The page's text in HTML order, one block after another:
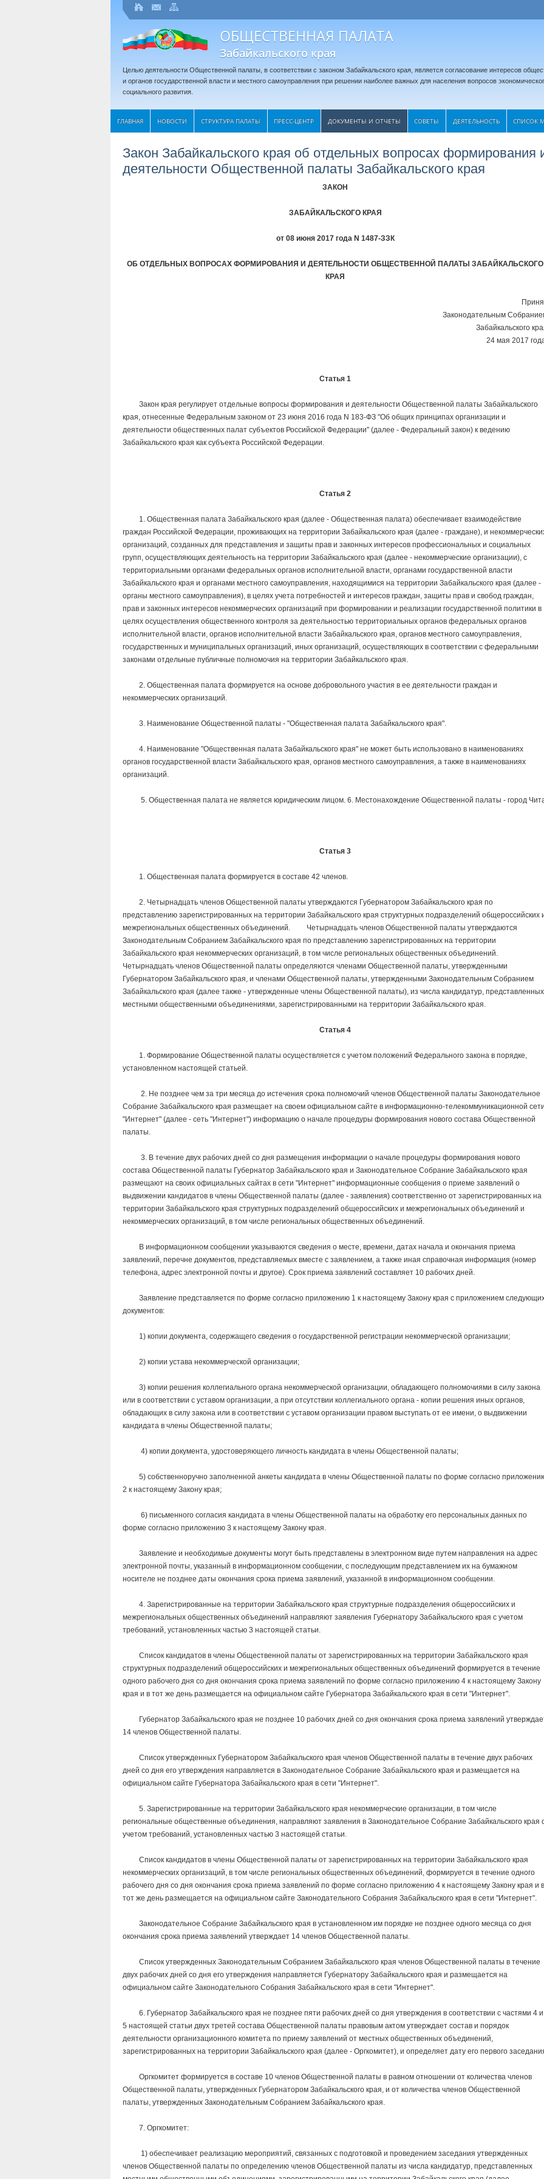
ОБЩЕСТВЕННАЯ ПАЛАТА
Забайкальского края
Целью деятельности Общественной палаты, в соответствии с законом Забайкальского края, является согласование интересов
и органов государственной власти и местного самоуправления при решении наиболее важных для населения вопросов
социального развития.
ГЛАВНАЯ НОВОСТИ СТРУКТУРА ПАЛАТЫ ПРЕСС-ЦЕНТР ДОКУМЕНТЫ И ОТЧЕТЫ CОВЕТЫ ДЕЯТЕЛЬНОСТЬ СПИСОК
Закон Забайкальского края об отдельных вопросах формирования
деятельности Общественной палаты Забайкальского края
ЗАКОН
ЗАБАЙКАЛЬСКОГО КРАЯ
от 08 июня 2017 года N 1487-ЗЗК
ОБ ОТДЕЛЬНЫХ ВОПРОСАХ ФОРМИРОВАНИЯ И ДЕЯТЕЛЬНОСТИ ОБЩЕСТВЕННОЙ ПАЛАТЫ ЗАБАЙКАЛЬСКОГО
КРАЯ
Законодательным
Забайкальского
24 мая 2017
Статья 1
Закон края регулирует отдельные вопросы формирования и деятельности Общественной палаты Забайкальского
края, отнесенные Федеральным законом от 23 июня 2016 года N 183-ФЗ "Об общих принципах организации и
деятельности общественных палат субъектов Российской Федерации" (далее - Федеральный закон) к ведению
Забайкальского края как субъекта Российской Федерации.
Статья 2
1. Общественная палата Забайкальского края (далее - Общественная палата) обеспечивает взаимодействие
граждан Российской Федерации, проживающих на территории Забайкальского края (далее - граждане), и
организаций, созданных для представления и защиты прав и законных интересов профессиональных и социальных
групп, осуществляющих деятельность на территории Забайкальского края (далее - некоммерческие организации), с
территориальными органами федеральных органов исполнительной власти, органами государственной власти
Забайкальского края и органами местного самоуправления, находящимися на территории Забайкальского края (далее -
органы местного самоуправления), в целях учета потребностей и интересов граждан, защиты прав и свобод граждан,
прав и законных интересов некоммерческих организаций при формировании и реализации государственной политики в
целях осуществления общественного контроля за деятельностью территориальных органов федеральных органов
исполнительной власти, органов исполнительной власти Забайкальского края, органов местного самоуправления,
государственных и муниципальных организаций, иных организаций, осуществляющих в соответствии с федеральными
законами отдельные публичные полномочия на территории Забайкальского края.
2. Общественная палата формируется на основе добровольного участия в ее деятельности граждан и
некоммерческих организаций.
3. Наименование Общественной палаты - "Общественная палата Забайкальского края".
4. Наименование "Общественная палата Забайкальского края" не может быть использовано в наименованиях
органов государственной власти Забайкальского края, органов местного самоуправления, а также в наименованиях
организаций.
5. Общественная палата не является юридическим лицом. 6. Местонахождение Общественной палаты - город
Статья 3
1. Общественная палата формируется в составе 42 членов.
2. Четырнадцать членов Общественной палаты утверждаются Губернатором Забайкальского края по
представлению зарегистрированных на территории Забайкальского края структурных подразделений общероссийских
межрегиональных общественных объединений. Четырнадцать членов Общественной палаты утверждаются
Законодательным Собранием Забайкальского края по представлению зарегистрированных на территории
Забайкальского края некоммерческих организаций, в том числе региональных общественных объединений.
Четырнадцать членов Общественной палаты определяются членами Общественной палаты, утвержденными
Губернатором Забайкальского края, и членами Общественной палаты, утвержденными Законодательным Собранием
Забайкальского края (далее также - утвержденные члены Общественной палаты), из числа кандидатур, представленных
местными общественными объединениями, зарегистрированными на территории Забайкальского края.
Статья 4
1. Формирование Общественной палаты осуществляется с учетом положений Федерального закона в порядке,
установленном настоящей статьей.
2. Не позднее чем за три месяца до истечения срока полномочий членов Общественной палаты Законодательное
Собрание Забайкальского края размещает на своем официальном сайте в информационно-телекоммуникационной
"Интернет" (далее - сеть "Интернет") информацию о начале процедуры формирования нового состава Общественной
палаты.
3. В течение двух рабочих дней со дня размещения информации о начале процедуры формирования нового
состава Общественной палаты Губернатор Забайкальского края и Законодательное Собрание Забайкальского края
размещают на своих официальных сайтах в сети "Интернет" информационные сообщения о приеме заявлений о
выдвижении кандидатов в члены Общественной палаты (далее - заявления) соответственно от зарегистрированных на
территории Забайкальского края структурных подразделений общероссийских и межрегиональных объединений и
некоммерческих организаций, в том числе региональных общественных объединений.
В информационном сообщении указываются сведения о месте, времени, датах начала и окончания приема
заявлений, перечне документов, представляемых вместе с заявлением, а также иная справочная информация (номер
телефона, адрес электронной почты и другое). Срок приема заявлений составляет 10 рабочих дней.
Заявление представляется по форме согласно приложению 1 к настоящему Закону края с приложением
документов:
1) копии документа, содержащего сведения о государственной регистрации некоммерческой организации;
2) копии устава некоммерческой организации;
3) копии решения коллегиального органа некоммерческой организации, обладающего полномочиями в силу закона
или в соответствии с уставом организации, а при отсутствии коллегиального органа - копии решения иных органов,
обладающих в силу закона или в соответствии с уставом организации правом выступать от ее имени, о выдвижении
кандидата в члены Общественной палаты;
4) копии документа, удостоверяющего личность кандидата в члены Общественной палаты;
5) собственноручно заполненной анкеты кандидата в члены Общественной палаты по форме согласно
2 к настоящему Закону края;
6) письменного согласия кандидата в члены Общественной палаты на обработку его персональных данных по
форме согласно приложению 3 к настоящему Закону края.
Заявление и необходимые документы могут быть представлены в электронном виде путем направления на адрес
электронной почты, указанный в информационном сообщении, с последующим представлением их на бумажном
носителе не позднее даты окончания срока приема заявлений, указанной в информационном сообщении.
4. Зарегистрированные на территории Забайкальского края структурные подразделения общероссийских и
межрегиональных общественных объединений направляют заявления Губернатору Забайкальского края с учетом
требований, установленных частью 3 настоящей статьи.
Список кандидатов в члены Общественной палаты от зарегистрированных на территории Забайкальского края
структурных подразделений общероссийских и межрегиональных общественных объединений формируется в течение
одного рабочего дня со дня окончания срока приема заявлений по форме согласно приложению 4 к настоящему Закону
края и в тот же день размещается на официальном сайте Губернатора Забайкальского края в сети "Интернет".
Губернатор Забайкальского края не позднее 10 рабочих дней со дня окончания срока приема заявлений
14 членов Общественной палаты.
Список утвержденных Губернатором Забайкальского края членов Общественной палаты в течение двух рабочих
дней со дня его утверждения направляется в Законодательное Собрание Забайкальского края и размещается на
официальном сайте Губернатора Забайкальского края в сети "Интернет".
5. Зарегистрированные на территории Забайкальского края некоммерческие организации, в том числе
региональные общественные объединения, направляют заявления в Законодательное Собрание Забайкальского края
учетом требований, установленных частью 3 настоящей статьи.
Список кандидатов в члены Общественной палаты от зарегистрированных на территории Забайкальского края
некоммерческих организаций, в том числе региональных общественных объединений, формируется в течение одного
рабочего дня со дня окончания срока приема заявлений по форме согласно приложению 4 к настоящему Закону края и в
тот же день размещается на официальном сайте Законодательного Собрания Забайкальского края в сети "Интернет".
Законодательное Собрание Забайкальского края в установленном им порядке не позднее одного месяца со дня
окончания срока приема заявлений утверждает 14 членов Общественной палаты.
Список утвержденных Законодательным Собранием Забайкальского края членов Общественной палаты в течение
двух рабочих дней со дня его утверждения направляется Губернатору Забайкальского края и размещается на
официальном сайте Законодательного Собрания Забайкальского края в сети "Интернет".
6. Губернатор Забайкальского края не позднее пяти рабочих дней со дня утверждения в соответствии с частями 4 и
5 настоящей статьи двух третей состава Общественной палаты правовым актом утверждает состав и порядок
деятельности организационного комитета по приему заявлений от местных общественных объединений,
зарегистрированных на территории Забайкальского края (далее - Оргкомитет), и определяет дату его первого
Оргкомитет формируется в составе 10 членов Общественной палаты в равном отношении от количества членов
Общественной палаты, утвержденных Губернатором Забайкальского края, и от количества членов Общественной
палаты, утвержденных Законодательным Собранием Забайкальского края.
7. Оргкомитет:
1) обеспечивает реализацию мероприятий, связанных с подготовкой и проведением заседания утвержденных
членов Общественной палаты по определению членов Общественной палаты из числа кандидатур, представленных